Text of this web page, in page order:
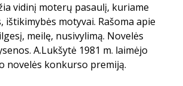
vidinį moterų pasaulį, kuriame
ištikimybės motyvai. Rašoma apie
meilę, nusivylimą. Novelės
A.Lukšytė 1981 m. laimėjo
novelės konkurso premiją.